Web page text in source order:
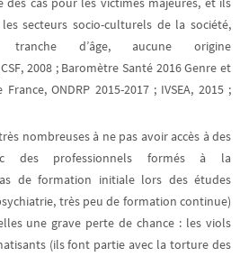
secteurs socio-culturels de la société,
tranche d’âge, aucune origine
2008 ; Baromètre Santé 2016 Genre et
ONDRP 2015-2017 ; IVSEA, 2015 ;
nombreuses à ne pas avoir accès à des
des professionnels formés à la
de formation initiale lors des études
très peu de formation continue)
une grave perte de chance : les viols
(ils font partie avec la torture des